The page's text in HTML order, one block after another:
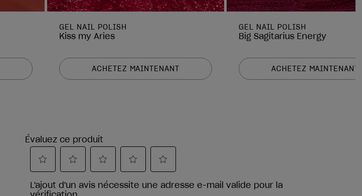
GEL NAIL POLISH
Kiss my Aries
ACHETEZ MAINTENANT
GEL NAIL POLISH
Big Sagitarius Energy
ACHETEZ MAINTENANT